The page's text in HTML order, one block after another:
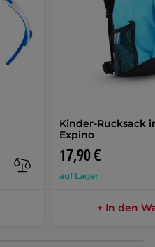
Kinder-Rucksack
Expino
17,90 €
auf Lager
+ In den